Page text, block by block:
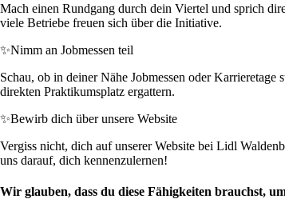
Mach einen Rundgang durch dein Viertel und sprich
viele Betriebe freuen sich über die Initiative.
✨Nimm an Jobmessen teil
Schau, ob in deiner Nähe Jobmessen oder
direkten Praktikumsplatz ergattern.
✨Bewirb dich über unsere Website
Vergiss nicht, dich auf unserer Website bei Lidl
uns darauf, dich kennenzulernen!
Wir glauben, dass du diese Fähigkeiten brauchst,